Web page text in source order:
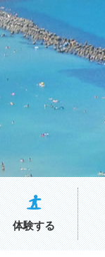
体験する